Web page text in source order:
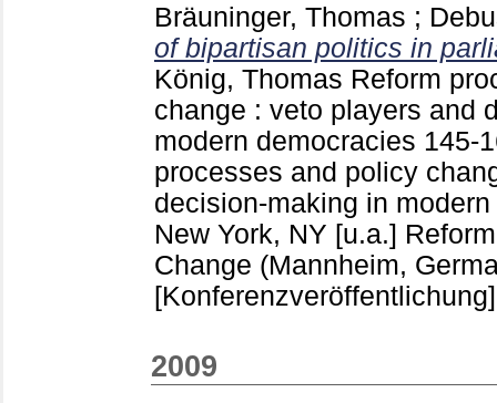
Bräuninger, Thomas ;
of bipartisan politics in
König, Thomas Reform
change : veto players and
modern democracies 145-
processes and policy
decision-making in
New York, NY [u.a.]
Change (Mannheim,
[Konferenzveröffentlichung]
2009